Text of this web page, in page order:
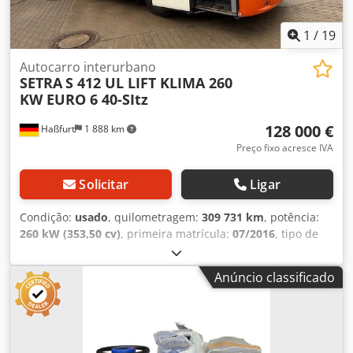
1 / 19
Haßfurt 1 888 km
Autocarro interurbano
SETRAS 412 UL LIFT KLIMA 260
KW EURO 6 40-SItz
128 000 €
Preço fixo acresce IVA
Solicitar Ligar
Condição: usado, quilometragem: 309 731 km, potência:
260 kW (353,50 cv), primeira matrícula: 07/2016, tipo de
, número de lugares:
engrenagem:automático, classe de emissão:Euro 6,
travões:
, Equipamento:ABS, aquecedor
estacionário, ar condicionado
1123 * S 412 UL * 1º registo: 07/2016 * 260 kW / EURO 6 *
Retarder * Elevação / rebaixamento / kneeling
(ajoelhamento) * Baixa quilometragem! * 40 assentos com
Anúncio classificado